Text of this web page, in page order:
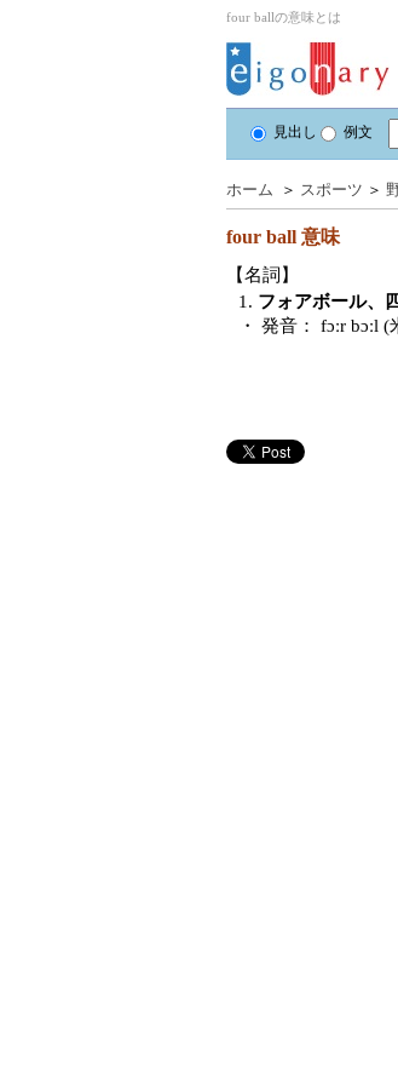
four ballの意味とは
見出し 例文
ホーム ＞ スポーツ ＞
four ball 意味
【名詞】
1. フォアボール、
・ 発音：
fɔːr bɔːl